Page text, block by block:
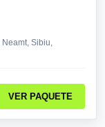
Sibiu,
VER PAQUETE